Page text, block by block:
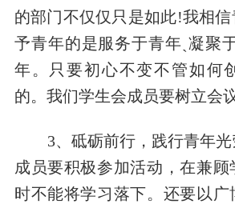
的部门不仅仅只是如此!我相
予青年的是服务于青年ˎ凝聚
年。只要初心不变不管如何
的。我们学生会成员要树立会
3、砥砺前行，践行青年
成员要积极参加活动，在兼顾
时不能将学习落下。还要以广